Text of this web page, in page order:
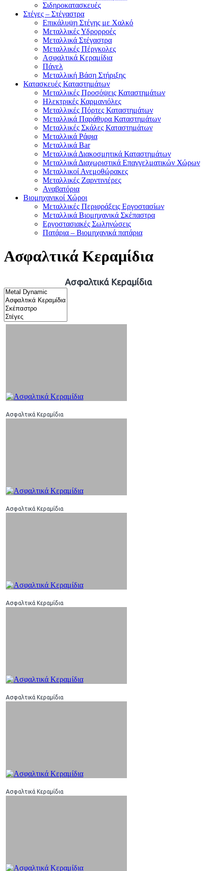
Σιδηροκατασκευές
Στέγες – Στέγαστρα
Επικάλυψη Στέγης με Χαλκό
Μεταλλικές Υδρορροές
Μεταλλικά Στέγαστρα
Μεταλλικές Πέργκολες
Ασφαλτικά Κεραμίδια
Πάνελ
Μεταλλική Βάση Στήριξης
Κατασκευές Καταστημάτων
Μεταλλικές Προσόψεις Καταστημάτων
Ηλεκτρικές Καρμανιόλες
Μεταλλικές Πόρτες Καταστημάτων
Μεταλλικά Παράθυρα Καταστημάτων
Μεταλλικές Σκάλες Καταστημάτων
Μεταλλικά Ράφια
Μεταλλικά Bar
Μεταλλικά Διακοσμητικά Καταστημάτων
Μεταλλικά Διαχωριστικά Επαγγελματικών Χώρων
Μεταλλικοί Ανεμοθώρακες
Μεταλλικές Ζαρντινιέρες
Αναβατόρια
Βιομηχανικοί Χώροι
Μεταλλικές Περιφράξεις Εργοστασίων
Μεταλλικά Βιομηχανικά Σκέπαστρα
Εργοστασιακές Σωληνώσεις
Πατάρια – Βιομηχανικά πατάρια
Ασφαλτικά Κεραμίδια
Ασφαλτικά Κεραμίδια
Ασφαλτικά Κεραμίδια
Ασφαλτικά Κεραμίδια
Ασφαλτικά Κεραμίδια
Ασφαλτικά Κεραμίδια
Ασφαλτικά Κεραμίδια